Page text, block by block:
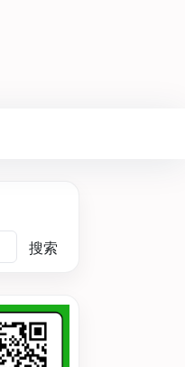
搜索